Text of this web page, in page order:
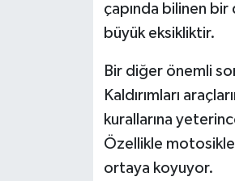
çapında bilinen
büyük eksikliktir.
Bir diğer önemli
Kaldırımları
kurallarına
Özellikle
ortaya koyuyor.